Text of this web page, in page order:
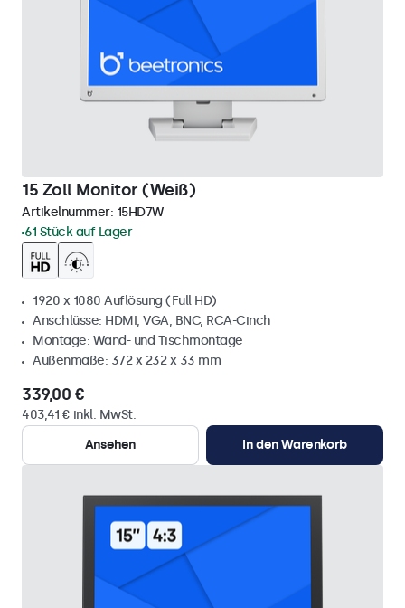
15 Zoll Monitor (Weiß)
Artikelnummer: 15HD7W
61 Stück auf Lager
1920 x 1080 Auflösung (Full HD)
Anschlüsse: HDMI, VGA, BNC, RCA-Cinch
Montage: Wand- und Tischmontage
Außenmaße: 372 x 232 x 33 mm
339,00 €
403,41 € inkl. MwSt.
Ansehen
In den Warenkorb